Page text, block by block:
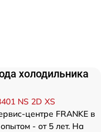
холодильника
NS 2D XS
центре FRANKE в
- от 5 лет. На